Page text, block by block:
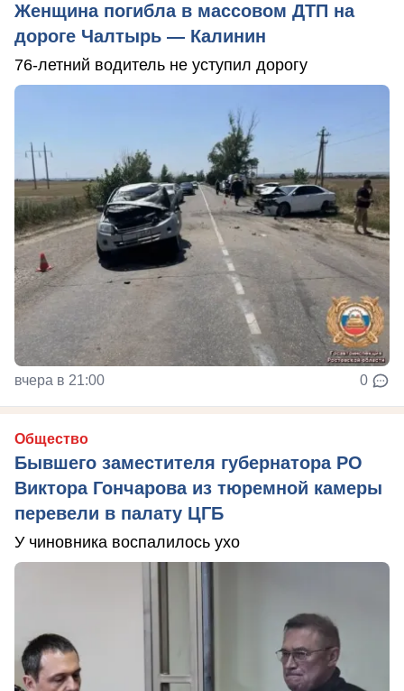
Женщина погибла в массовом ДТП на
дороге Чалтырь — Калинин
76-летний водитель не уступил дорогу
вчера в 21:00 0
Общество
Бывшего заместителя губернатора РО
Виктора Гончарова из тюремной камеры
перевели в палату ЦГБ
У чиновника воспалилось ухо